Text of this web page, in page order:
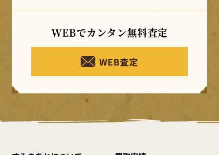
WEBでカンタン無料査定
WEB査定